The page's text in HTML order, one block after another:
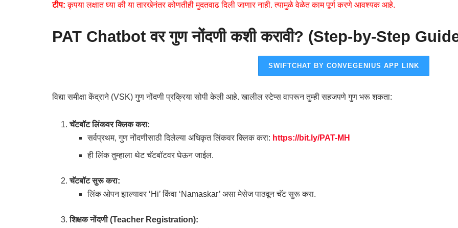
टीप: कृपया लक्षात घ्या की या तारखेनंतर कोणतीही मुदतवाढ दिली जाणार नाही. त्यामुळे वेळेत काम पूर्ण करणे आवश्यक आहे.
PAT Chatbot वर गुण नोंदणी कशी करावी? (Step-by-Step
SWIFTCHAT BY CONVEGENIUS APP LINK
विद्या समीक्षा केंद्राने (VSK) गुण नोंदणी प्रक्रिया सोपी केली आहे. खालील स्टेप्स वापरून तुम्ही सहजपणे गुण भरू शकता:
चॅटबॉट लिंकवर क्लिक करा:
सर्वप्रथम, गुण नोंदणीसाठी दिलेल्या अधिकृत लिंकवर क्लिक करा: https://bit.ly/PAT-MH
ही लिंक तुम्हाला थेट चॅटबॉटवर घेऊन जाईल.
चॅटबॉट सुरू करा:
लिंक ओपन झाल्यावर ‘Hi’ किंवा ‘Namaskar’ असा मेसेज पाठवून चॅट सुरू करा.
शिक्षक नोंदणी (Teacher Registration):